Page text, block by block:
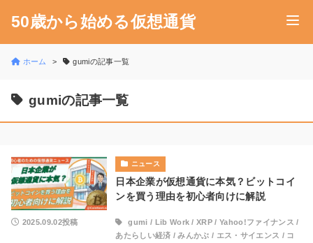
50歳から始める仮想通貨
ホーム gumiの記事一覧
gumiの記事一覧
ニュース
日本企業が仮想通貨に本気？ビットコイ
ンを買う理由を初心者向けに解説
2025.09.02投稿 gumi / Lib Work /XRP /Yahoo!ファイナンス /
あたらしい経済 /みんかぶ / エス・サイエンス / コ